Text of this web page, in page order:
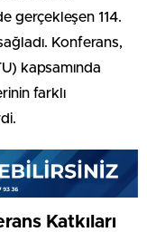
gerçekleşen 114.
Konferans,
kapsamında
farklı
Katkıları